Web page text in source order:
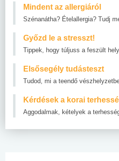
Mindent az allergiáról
Szénanátha? Ételallergia? Tudj
Győzd le a stresszt!
Tippek, hogy túljuss a feszült
Elsősegély tudásteszt
Tudod, mi a teendő
Kérdések a korai
Aggodalmak, kételyek a